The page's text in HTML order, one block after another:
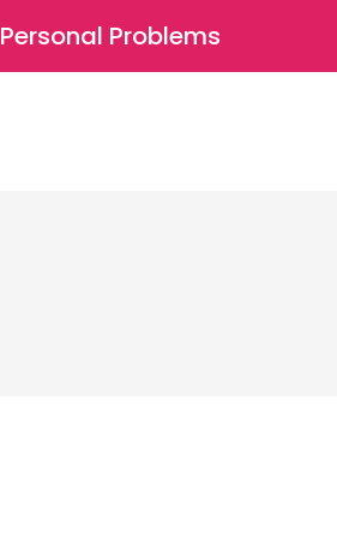
⚲
Personal Problems